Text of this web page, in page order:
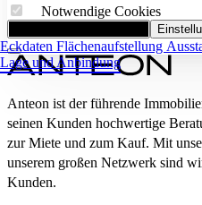
Eckdaten Flächenaufstellung
Lage und Anbindung
Notwendige Cookies
Anteon ist der führende
seinen Kunden hochwertige
zur Miete und zum Kauf. Mit
unserem großen Netzwerk sind
Kunden.